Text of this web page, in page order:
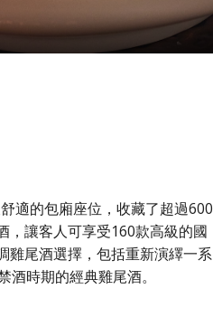
適的包廂座位，收藏了超過600
，讓客人可享受160款高級的國
雞尾酒選擇，包括重新演繹一系
時期的經典雞尾酒。